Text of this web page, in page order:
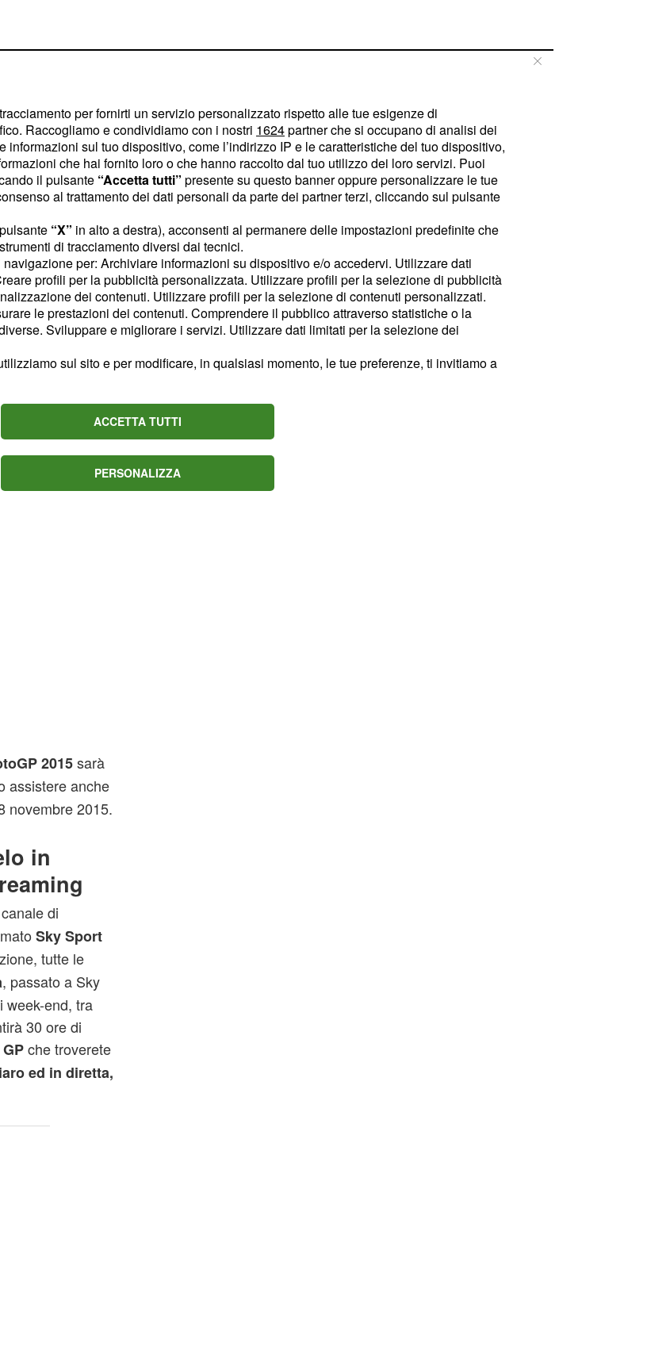
diretta tv
il resto a
delle diciotto
sarannoin
è che
vedere una
il 29 marzo
di Doha
premi della
in chiaro
la sesta tappa in
in esclusiva
2015sarà
assistere anche
novembre 2015.
in
di
Sky Sport
tutte le
, passato a Sky
week-end, tra
30 ore di
GPche troverete
ed in diretta,
per fornirti un servizio personalizzato rispetto alle tue esigenze di
Raccogliamo e condividiamo con i nostri 1624partner che si occupano di analisi dei
sul tuo dispositivo, come l’indirizzo IP e le caratteristiche del tuo dispositivo,
che hai fornito loro o che hanno raccolto dal tuo utilizzo dei loro servizi. Puoi
il pulsante “Accetta tutti” presente su questo banner oppure personalizzare le tue
al trattamento dei dati personali da parte dei partner terzi, cliccando sul pulsante
“X” in alto a destra), acconsenti al permanere delle impostazioni predefinite che
di tracciamento diversi dai tecnici.
per: Archiviare informazioni su dispositivo e/o accedervi. Utilizzare dati
profili per la pubblicità personalizzata. Utilizzare profili per la selezione di pubblicità
dei contenuti. Utilizzare profili per la selezione di contenuti personalizzati.
le prestazioni dei contenuti. Comprendere il pubblico attraverso statistiche o la
Sviluppare e migliorare i servizi. Utilizzare dati limitati per la selezione dei
sul sito e per modificare, in qualsiasi momento, le tue preferenze, ti invitiamo a
ACCETTA TUTTI
PERSONALIZZA